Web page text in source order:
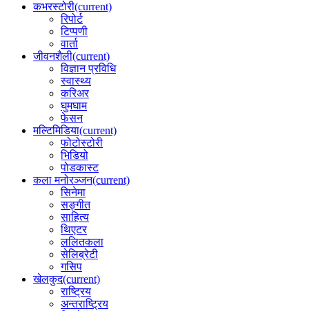
कभरस्टोरी(current)
रिपोर्ट
टिप्पणी
वार्ता
जीवनशैली(current)
विज्ञान प्रविधि
स्वास्थ्य
करिअर
घुमघाम
फेसन
मल्टिमिडिया(current)
फोटोस्टोरी
भिडियो
पोडकास्ट
कला मनोरञ्जन(current)
सिनेमा
सङ्गीत
साहित्य
थिएटर
ललितकला
सेलिब्रेटी
गसिप
खेलकुद(current)
राष्ट्रिय
अन्तराष्ट्रिय